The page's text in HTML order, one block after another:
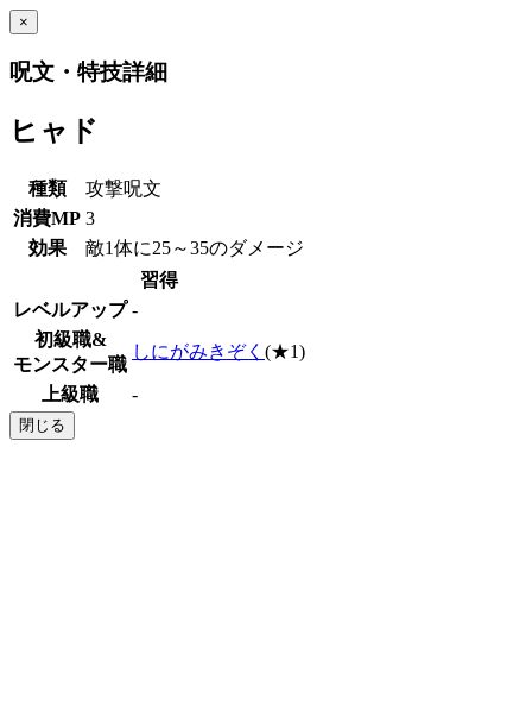
×
呪文・特技詳細
ヒャド
種類
攻撃呪文
消費MP 3
効果
敵1体に25～35のダメージ
習得
レベルアップ -
初級職&
モンスター職
しにがみきぞく (★1)
上級職 -
閉じる